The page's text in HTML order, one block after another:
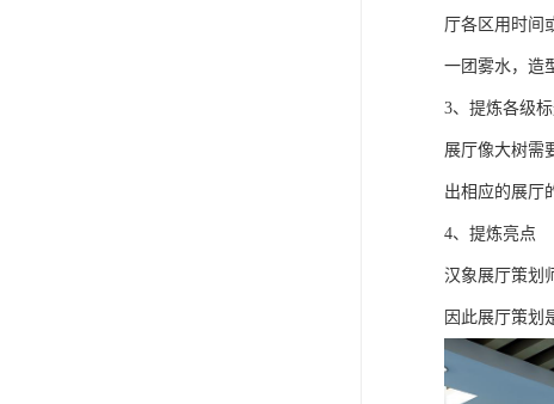
厅各区用时间
一团雾水，造
3、提炼各级
展厅像大树需
出相应的展厅
4、提炼亮点
汉象展厅策划
因此展厅策划